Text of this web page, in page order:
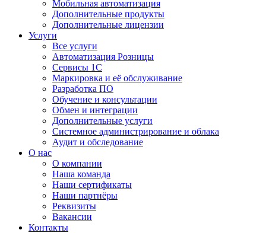
Мобильная автоматизация
Дополнительные продукты
Дополнительные лицензии
Услуги
Все услуги
Автоматизация Розницы
Сервисы 1С
Маркировка и её обслуживание
Разработка ПО
Обучение и консультации
Обмен и интеграции
Дополнительные услуги
Системное администрирование и облака
Аудит и обследование
О нас
О компании
Наша команда
Наши сертификаты
Наши партнёры
Реквизиты
Вакансии
Контакты